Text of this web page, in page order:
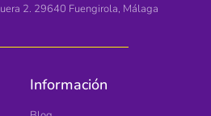
2. 29640 Fuengirola, Málaga
Información